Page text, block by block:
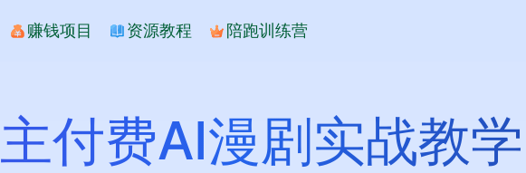
赚钱项目 资源教程 陪跑训练营
付费AI漫剧实战教